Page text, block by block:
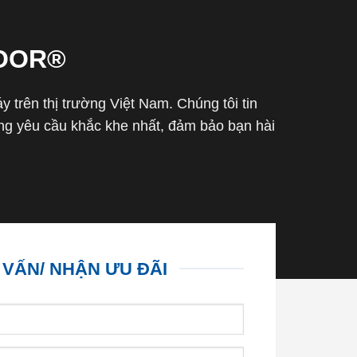
trên thị trường Việt Nam. Chúng tôi tin
yêu cầu khắc khe nhất, đảm bảo bạn hài
NHẬN ƯU ĐÃI